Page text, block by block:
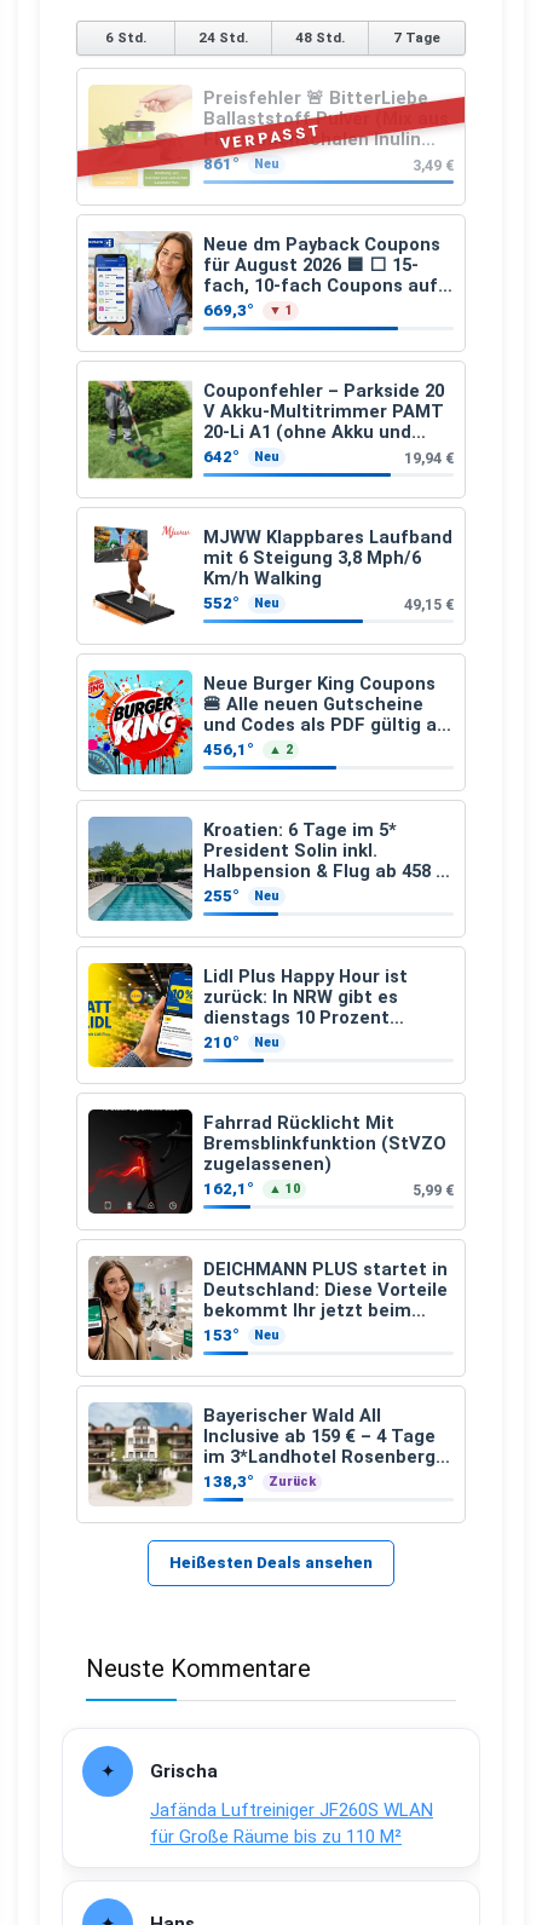
6 Std. 24 Std. 48 Std. 7 Tage
VERPASST
Preisfehler 🚨 BitterLiebe
Ballaststoff Pulver (Mix aus
Flohsamenschalen Inulin
(Präbiotika) Leinsamen &
Apfelfaser)
861° Neu 3,49 €
Neue dm Payback Coupons
für August 2026 🟦 ⬜ 15-
fach, 10-fach Coupons auf
den gesamten Einkauf ab 2
€
669,3° ▼ 1
Couponfehler – Parkside 20
V Akku-Multitrimmer PAMT
20-Li A1 (ohne Akku und
Ladegerät)
642° Neu 19,94 €
MJWW Klappbares Laufband
mit 6 Steigung 3,8 Mph/6
Km/h Walking
552° Neu 49,15 €
Neue Burger King Coupons
🍔 Alle neuen Gutscheine
und Codes als PDF gültig ab
25.07.2026 bis 04.09.2026
456,1° ▲ 2
Kroatien: 6 Tage im 5*
President Solin inkl.
Halbpension & Flug ab 458 €
pro Person
255° Neu
Lidl Plus Happy Hour ist
zurück: In NRW gibt es
dienstags 10 Prozent
Rabatt
210° Neu
Fahrrad Rücklicht Mit
Bremsblinkfunktion (StVZO
zugelassenen)
162,1° ▲ 10 5,99 €
DEICHMANN PLUS startet in
Deutschland: Diese Vorteile
bekommt Ihr jetzt beim
Schuhkauf
153° Neu
Bayerischer Wald All
Inclusive ab 159 € – 4 Tage
im 3*Landhotel Rosenberger
mit Wellness
138,3° Zurück
Heißesten Deals ansehen
Neuste Kommentare
Grischa
Jafända Luftreiniger JF260S WLAN
für Große Räume bis zu 110 M²